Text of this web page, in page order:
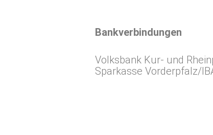
Bankverbindungen
Volksbank Kur- und
Sparkasse Vorderpfalz/